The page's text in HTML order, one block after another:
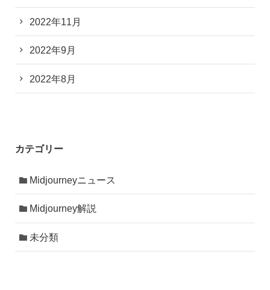
2022年11月
2022年9月
2022年8月
カテゴリー
Midjourneyニュース
Midjourney解説
未分類